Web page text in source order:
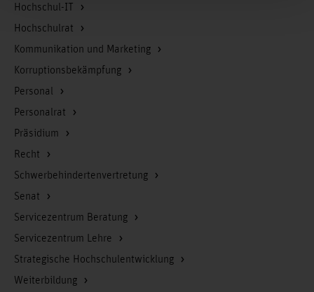
Hochschul-IT
Hochschulrat
Kommunikation und Marketing
Korruptionsbekämpfung
Personal
Personalrat
Präsidium
Recht
Schwerbehindertenvertretung
Senat
Servicezentrum Beratung
Servicezentrum Lehre
Strategische Hochschulentwicklung
Weiterbildung